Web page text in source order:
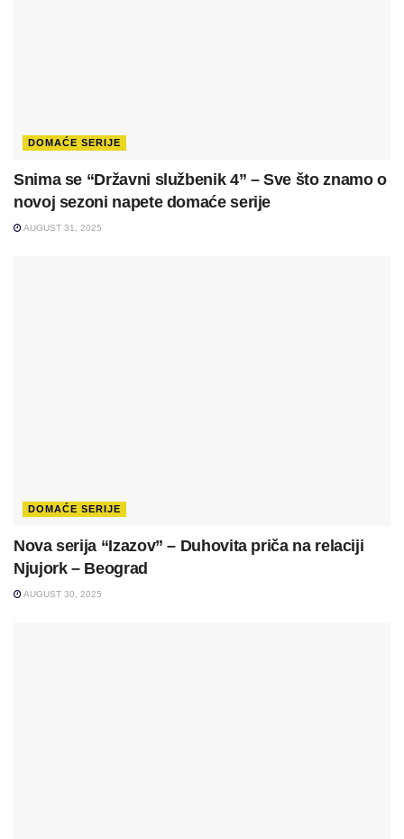
DOMAĆE SERIJE
Snima se “Državni službenik 4” – Sve što znamo o
novoj sezoni napete domaće serije
AUGUST 31, 2025
DOMAĆE SERIJE
Nova serija “Izazov” – Duhovita priča na relaciji
Njujork – Beograd
AUGUST 30, 2025